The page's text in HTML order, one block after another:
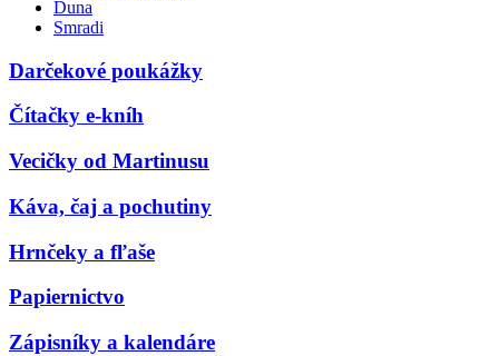
Duna
Smradi
Darčekové poukážky
Čítačky e-kníh
Vecičky od Martinusu
Káva, čaj a pochutiny
Hrnčeky a fľaše
Papiernictvo
Zápisníky a kalendáre